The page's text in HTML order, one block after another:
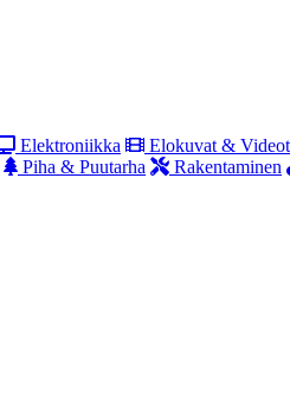
Elektroniikka Elokuvat & Videot
Piha & Puutarha Rakentaminen